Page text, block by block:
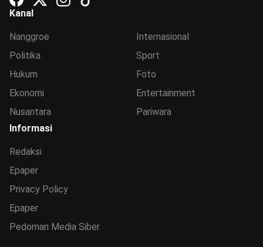
Kanal
Nanggroe
Politika
Hukum
Ekonomi
Nusantara
Internasional
Sport
Foto
Entertainment
Pariwara
Informasi
Redaksi
Epaper
Privacy Policy
Epaper
Pedoman Media Siber